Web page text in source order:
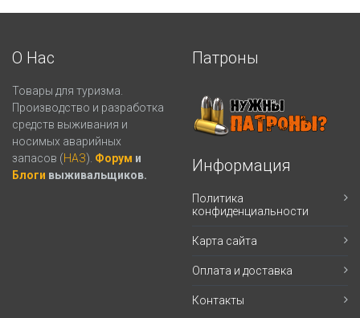
О Нас
Товары для туризма.
Производство и разработка
средств выживания и
носимых аварийных
запасов (НАЗ). Форум и
Блоги выживальщиков.
Патроны
Информация
Политика
конфиденциальности
Карта сайта
Оплата и доставка
Контакты